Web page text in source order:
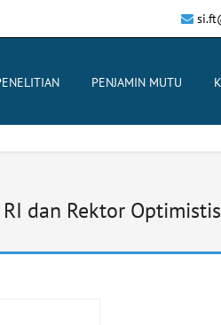
PENJAMIN MUTU
dan Rektor